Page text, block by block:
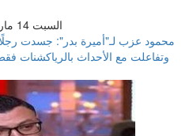
السبت 14 مارس 2026 11:17 مساءً
محمود عزب لـ"أميرة بدر": جسدت رجلًا
وتفاعلت مع الأحداث بالرياكشنات